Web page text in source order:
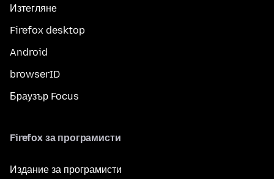
Изтегляне
Firefox desktop
Android
browserID
Браузър Focus
Firefox за програмисти
Издание за програмисти